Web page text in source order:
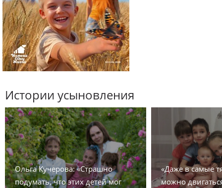
Истории усыновления
Ольга Кучерова: «Страшно
подумать, что этих детей мог
«Даже в самые
можно